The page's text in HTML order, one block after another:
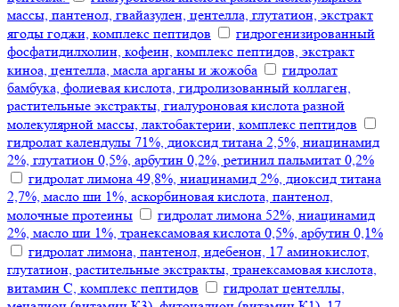
массы, пантенол, гвайазулен, центелла, глутатион, экстракт
ягоды годжи, комплекс пептидов
гидрогенизированный
фосфатидилхолин, кофеин, комплекс пептидов, экстракт
киноа, центелла, масла арганы и жожоба
гидролат
бамбука, фолиевая кислота, гидролизованный коллаген,
растительные экстракты, гиалуроновая кислота разной
молекулярной массы, лактобактерии, комплекс пептидов
гидролат календулы 71%, диоксид титана 2,5%, ниацинамид
2%, глутатион 0,5%, арбутин 0,2%, ретинил пальмитат 0,2%
гидролат лимона 49,8%, ниацинамид 2%, диоксид титана
2,7%, масло ши 1%, аскорбиновая кислота, пантенол,
молочные протеины
гидролат лимона 52%, ниацинамид
2%, масло ши 1%, транексамовая кислота 0,5%, арбутин 0,1%
гидролат лимона, пантенол, идебенон, 17 аминокислот,
глутатион, растительные экстракты, транексамовая кислота,
витамин С, комплекс пептидов
гидролат центеллы,